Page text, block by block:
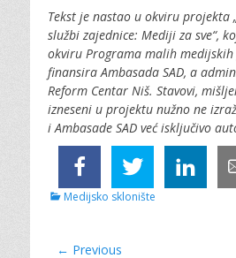
Tekst je nastao u okviru projekta
službi zajednice: Mediji za sve“,
okviru Programa malih
finansira Ambasada SAD, a
Reform Centar Niš. Stavovi,
izneseni u projektu nužno ne
i Ambasade SAD već isključivo
C
Medijsko sklonište
Post
← Previous